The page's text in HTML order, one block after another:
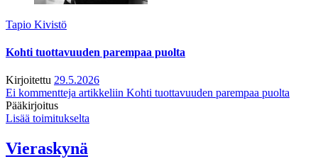
Tapio Kivistö
Kohti tuottavuuden parempaa puolta
Kirjoitettu 29.5.2026
Ei kommentteja artikkeliin Kohti tuottavuuden parempaa puolta
Pääkirjoitus
Lisää toimitukselta
Vieraskynä